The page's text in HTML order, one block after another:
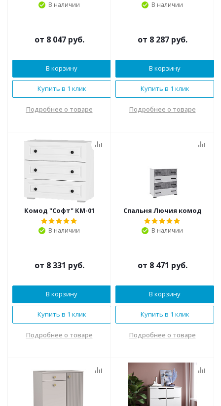
В наличии
от 8 047 руб.
В корзину
Купить в 1 клик
Подробнее о товаре
В наличии
от 8 287 руб.
В корзину
Купить в 1 клик
Подробнее о товаре
Комод "Софт" КМ-01
В наличии
от 8 331 руб.
В корзину
Купить в 1 клик
Подробнее о товаре
Спальня Лючия комод
В наличии
от 8 471 руб.
В корзину
Купить в 1 клик
Подробнее о товаре